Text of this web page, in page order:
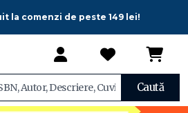
la comenzi de peste 149 lei!
Caută